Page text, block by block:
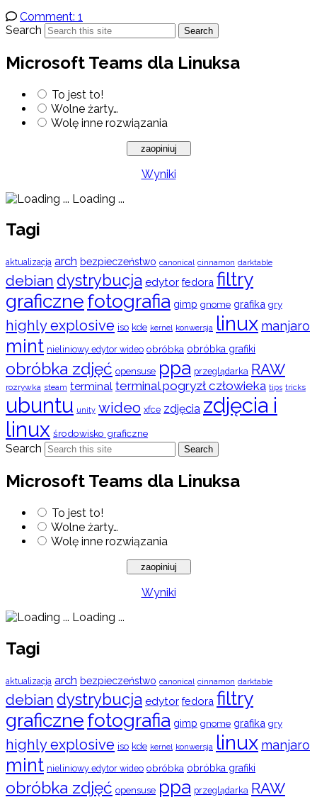
Comment: 1
Search
Search
Microsoft Teams dla Linuksa
To jest to!
Wolne żarty…
Wolę inne rozwiązania
Wyniki
Loading ...
Tagi
aktualizacja arch bezpieczeństwo canonical cinnamon darktable
debian dystrybucja edytor fedora filtry
graficznefotografia gimp gnome grafika gry
highly explosive iso kde kernel konwersja linux manjaro
mint nieliniowy edytor wideo obróbka obróbka grafiki
obróbka zdjęć opensuse ppa przeglądarka RAW
rozrywka steam terminal terminal pogryzł człowieka tips tricks
ubuntu unity wideo xfce zdjęcia zdjęcia i
linux środowisko graficzne
Search Search
Microsoft Teams dla Linuksa
To jest to!
Wolne żarty…
Wolę inne rozwiązania
Wyniki
Loading ...
Tagi
aktualizacja arch bezpieczeństwo canonical cinnamon darktable
debian dystrybucja edytor fedora filtry
graficznefotografia gimp gnome grafika gry
highly explosive iso kde kernel konwersja linux manjaro
mint nieliniowy edytor wideo obróbka obróbka grafiki
obróbka zdjęć opensuse ppa przeglądarka RAW